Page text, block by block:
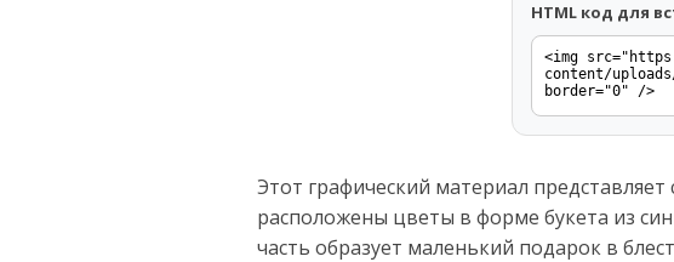
HTML код для
Этот графический материал
расположены цветы в форме букета из
часть образует маленький подарок в